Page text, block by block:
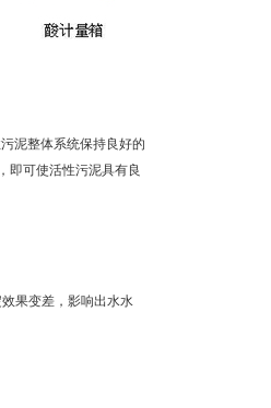
泥整体系统保持良好的
即可使活性污泥具有良
果变差，影响出水水